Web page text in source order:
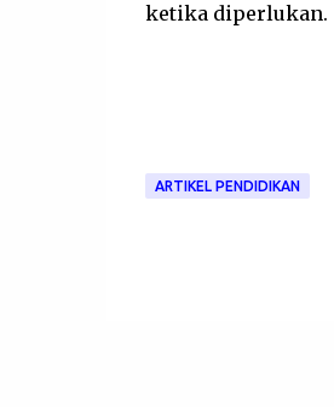
ketika diperlukan.
ARTIKEL PENDIDIKAN